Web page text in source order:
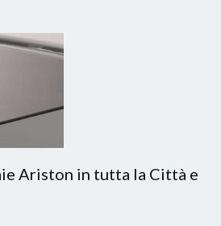
Ariston in tutta la Città e